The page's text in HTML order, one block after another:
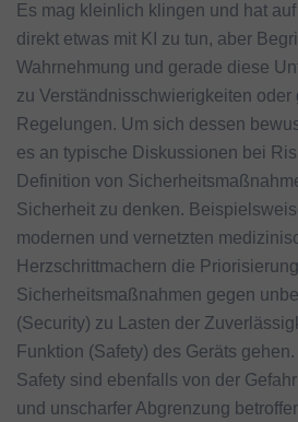
Es mag kleinlich klingen und hat
direkt etwas mit KI zu tun, aber
Wahrnehmung und gerade diese
zu Verständnisschwierigkeiten oder
Regelungen. Um sich dessen
es an typische Diskussionen bei
Definition von
Sicherheit zu denken.
modernen und vernetzten
Herzschrittmachern die
Sicherheitsmaßnahmen gegen
(Security) zu Lasten der
Funktion (Safety) des Geräts
Safety sind ebenfalls von der
und unscharfer Abgrenzung